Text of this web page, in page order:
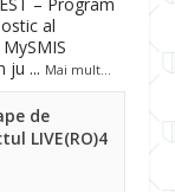
al
ju ... Mai mult...
de
LIVE(RO)4